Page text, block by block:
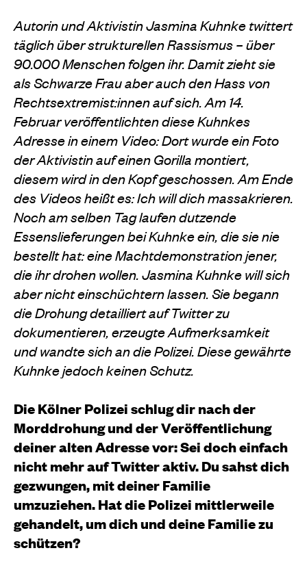
Autorin und Aktivistin Jasmina Kuhnke twittert
täglich über strukturellen Rassismus – über
90.000 Menschen folgen ihr. Damit zieht sie
als Schwarze Frau aber auch den Hass von
Rechtsextremist:innen auf sich. Am 14.
Februar veröffentlichten diese Kuhnkes
Adresse in einem Video: Dort wurde ein Foto
der Aktivistin auf einen Gorilla montiert,
diesem wird in den Kopf geschossen. Am Ende
des Videos heißt es: Ich will dich massakrieren.
Noch am selben Tag laufen dutzende
Essenslieferungen bei Kuhnke ein, die sie nie
bestellt hat: eine Machtdemonstration jener,
die ihr drohen wollen. Jasmina Kuhnke will sich
aber nicht einschüchtern lassen. Sie begann
die Drohung detailliert auf Twitter zu
dokumentieren, erzeugte Aufmerksamkeit
und wandte sich an die Polizei. Diese gewährte
Kuhnke jedoch keinen Schutz.
Die Kölner Polizei schlug dir nach der
Morddrohung und der Veröffentlichung
deiner alten Adresse vor: Sei doch einfach
nicht mehr auf Twitter aktiv. Du sahst dich
gezwungen, mit deiner Familie
umzuziehen. Hat die Polizei mittlerweile
gehandelt, um dich und deine Familie zu
schützen?